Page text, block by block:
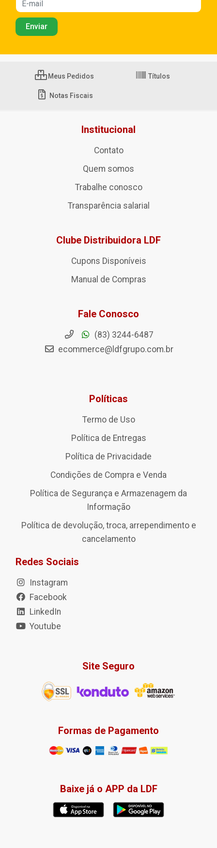
Meus Pedidos Títulos
Notas Fiscais
Institucional
Contato
Quem somos
Trabalhe conosco
Transparência salarial
Clube Distribuidora LDF
Cupons Disponíveis
Manual de Compras
Fale Conosco
(83) 3244-6487
ecommerce@ldfgrupo.com.br
Políticas
Termo de Uso
Política de Entregas
Política de Privacidade
Condições de Compra e Venda
Política de Segurança e Armazenagem da
Informação
Política de devolução, troca, arrependimento e
cancelamento
Redes Sociais
Instagram
Facebook
LinkedIn
Youtube
Site Seguro
Formas de Pagamento
Baixe já o APP da LDF